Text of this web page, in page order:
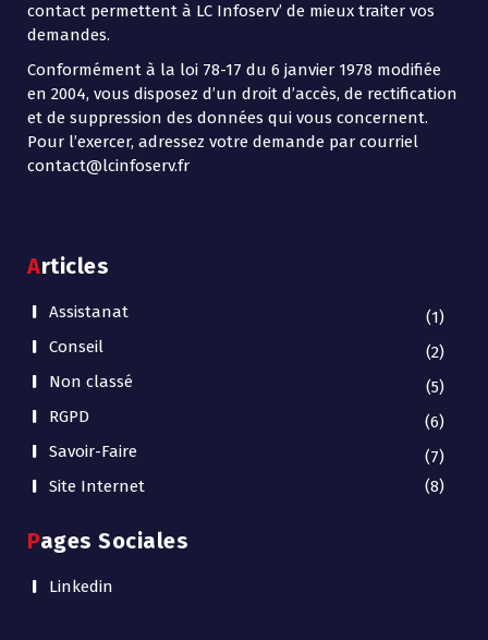
contact permettent à LC Infoserv’ de mieux traiter vos
demandes.
Conformément à la loi 78-17 du 6 janvier 1978 modifiée
en 2004, vous disposez d’un droit d’accès, de rectification
et de suppression des données qui vous concernent.
Pour l’exercer, adressez votre demande par courriel
contact@lcinfoserv.fr
Articles
Assistanat
(1)
Conseil
(2)
Non classé
(5)
RGPD
(6)
Savoir-Faire
(7)
Site Internet
(8)
Pages Sociales
Linkedin